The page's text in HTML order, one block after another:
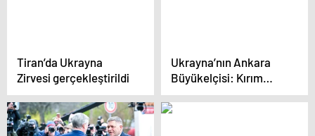
Tiran’da Ukrayna
Zirvesi gerçekleştirildi
Ukrayna’nın Ankara
Büyükelçisi: Kırım
Tatarları ve Ukrayna
birbirlerine kuvvet